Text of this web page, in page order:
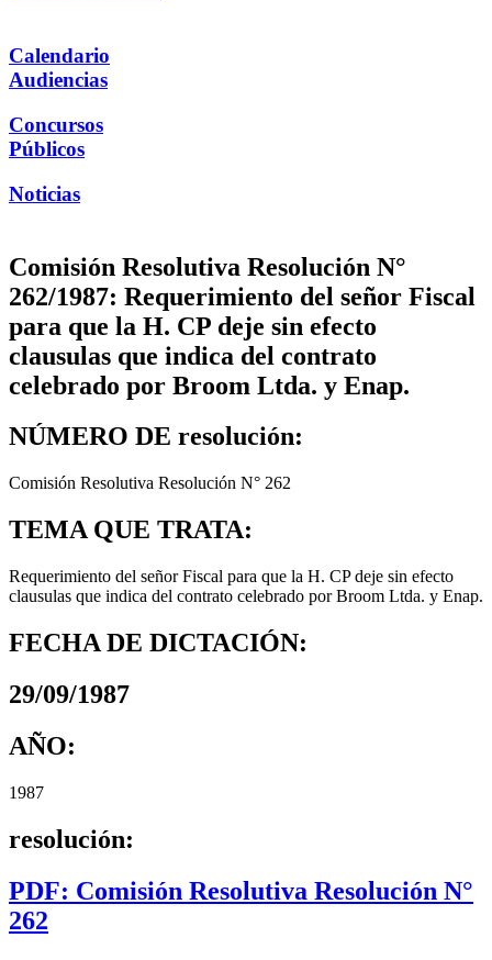
Calendario
Audiencias
Concursos
Públicos
Noticias
Comisión Resolutiva Resolución N°
262/1987: Requerimiento del señor Fiscal
para que la H. CP deje sin efecto
clausulas que indica del contrato
celebrado por Broom Ltda. y Enap.
NÚMERO DE resolución:
Comisión Resolutiva Resolución N° 262
TEMA QUE TRATA:
Requerimiento del señor Fiscal para que la H. CP deje sin efecto
clausulas que indica del contrato celebrado por Broom Ltda. y Enap.
FECHA DE DICTACIÓN:
29/09/1987
AÑO:
1987
resolución:
PDF: Comisión Resolutiva Resolución N°
262